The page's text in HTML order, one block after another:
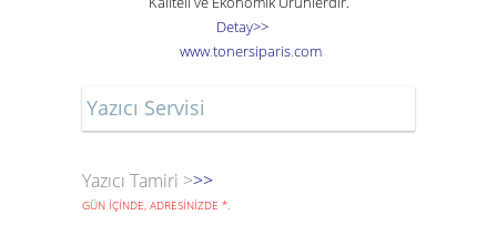
Detay>>
www.tonersiparis.com
Yazıcı Servisi
Yazıcı Tamiri >>>
GÜN İÇİNDE, ADRESİNİZDE *.